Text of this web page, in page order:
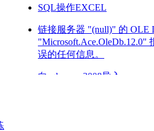
SQL操作EXCEL
链接服务器 "(null)" 的 OLE
误的任何信息。
向sqlserver 2008导入access